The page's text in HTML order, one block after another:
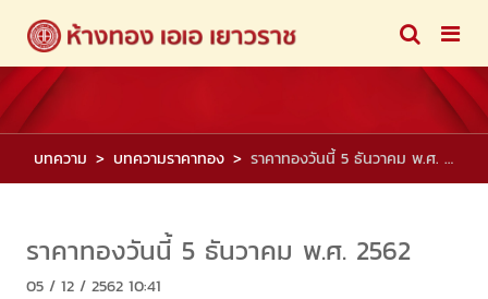
บทความ บทความราคาทอง ราคาทองวันนี้ 5 ธันวาคม พ.ศ. 2562
ราคาทองวันนี้ 5 ธันวาคม พ.ศ. 2562
05 / 12 / 2562 10:41